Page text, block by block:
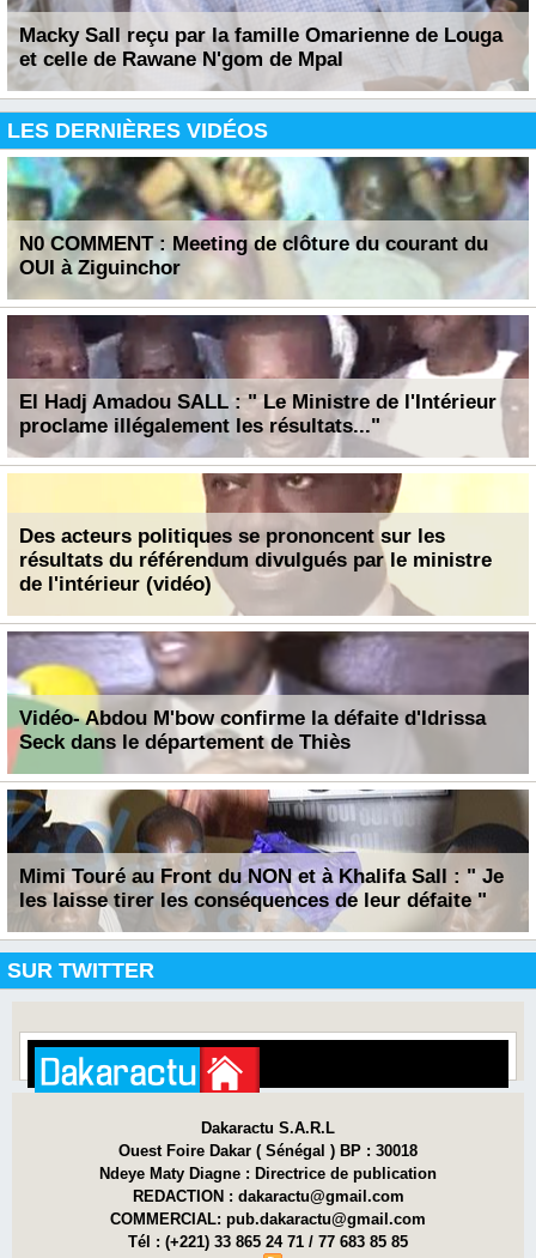
Macky Sall reçu par la famille Omarienne de Louga
et celle de Rawane N'gom de Mpal
LES DERNIÈRES VIDÉOS
N0 COMMENT : Meeting de clôture du courant du
OUI à Ziguinchor
El Hadj Amadou SALL : " Le Ministre de l'Intérieur
proclame illégalement les résultats..."
Des acteurs politiques se prononcent sur les
résultats du référendum divulgués par le ministre
de l'intérieur (vidéo)
Vidéo- Abdou M'bow confirme la défaite d'Idrissa
Seck dans le département de Thiès
Mimi Touré au Front du NON et à Khalifa Sall : " Je
les laisse tirer les conséquences de leur défaite "
SUR TWITTER
Dakaractu S.A.R.L
Ouest Foire Dakar ( Sénégal ) BP : 30018
Ndeye Maty Diagne : Directrice de publication
REDACTION : dakaractu@gmail.com
COMMERCIAL: pub.dakaractu@gmail.com
Tél : (+221) 33 865 24 71 / 77 683 85 85